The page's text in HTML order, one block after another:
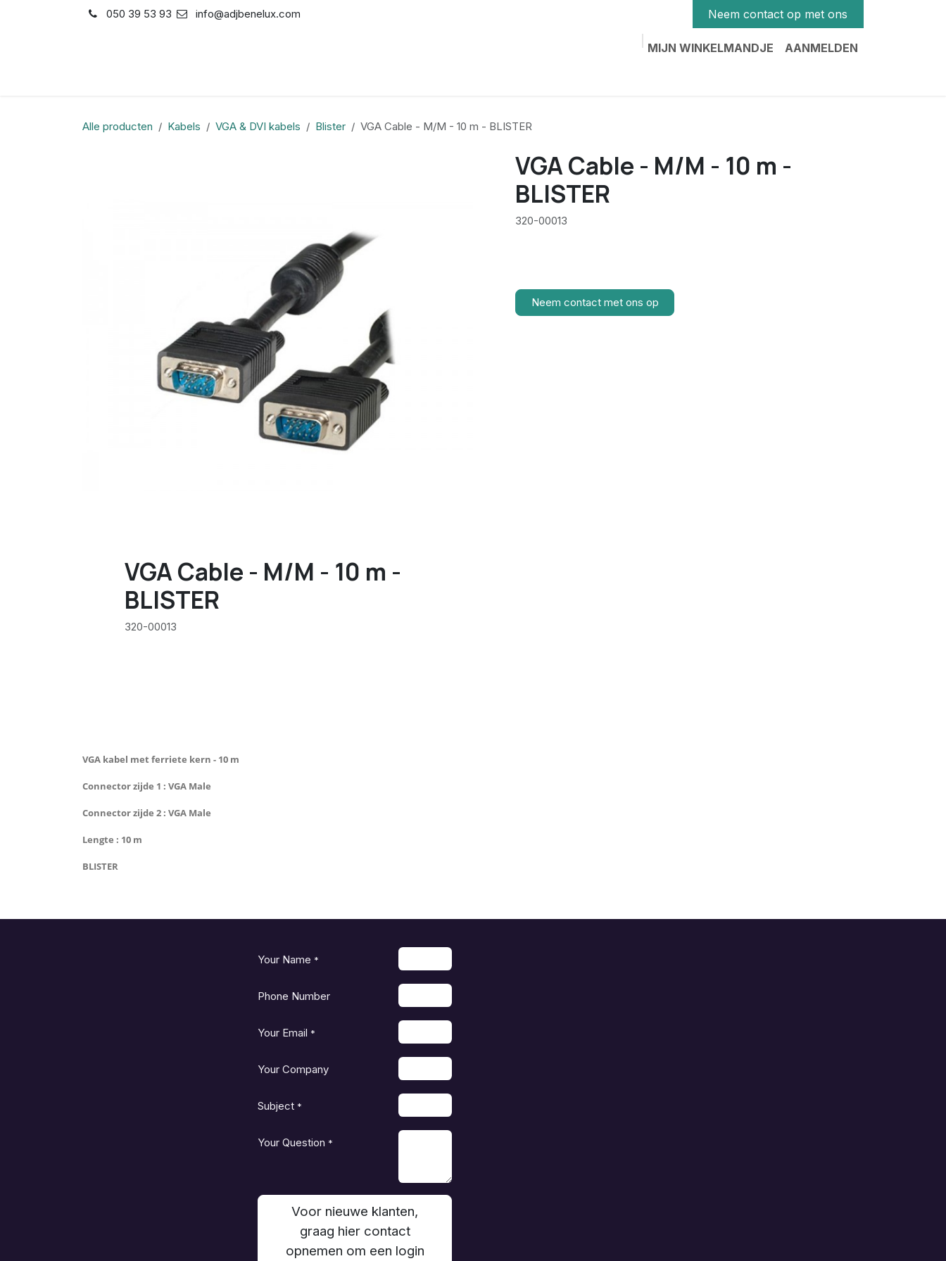
Overslaan naar inhoud
050 39 53 93 info@adjbenelux.com Neem contact op met ons
MIJN WINKELMANDJE
AANMELDEN
Alle producten Kabels VGA & DVI kabels Blister VGA Cable - M/M - 10 m - BLISTER
VGA Cable - M/M - 10 m -
BLISTER
320-00013
Neem contact met ons op
VGA Cable - M/M - 10 m -
BLISTER
320-00013
VGA kabel met ferriete kern - 10 m
Connector zijde 1 : VGA Male
Connector zijde 2 : VGA Male
Lengte : 10 m
BLISTER
Your Name *
Phone Number
Your Email *
Your Company
Subject *
Your Question *
Voor nieuwe klanten,
graag hier contact
opnemen om een login